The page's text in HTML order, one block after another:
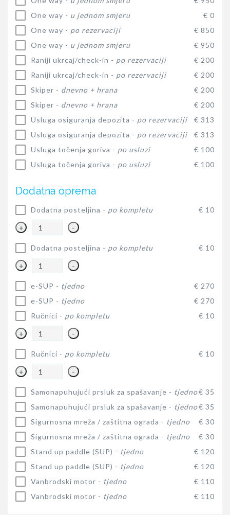
One way - u jednom smjeru
€ 0
One way - po rezervaciji
€ 850
One way - u jednom smjeru
€ 950
Raniji ukrcaj/check-in - po rezervaciji
€ 200
Raniji ukrcaj/check-in - po rezervaciji
€ 200
Skiper - dnevno + hrana
€ 200
Skiper - dnevno + hrana
€ 200
Usluga osiguranja depozita - po rezervaciji
€ 313
Usluga osiguranja depozita - po rezervaciji
€ 313
Usluga točenja goriva - po usluzi
€ 100
Usluga točenja goriva - po usluzi € 100
Dodatna oprema
Dodatna posteljina - po kompletu € 10
+ -
Dodatna posteljina - po kompletu € 10
+ -
e-SUP - tjedno
€ 270
e-SUP - tjedno
€ 270
Ručnici - po kompletu € 10
+ -
Ručnici - po kompletu € 10
+ -
Samonapuhujući prsluk za spašavanje - tjedno€ 35
Samonapuhujući prsluk za spašavanje - tjedno€ 35
Sigurnosna mreža / zaštitna ograda - tjedno
€ 30
Sigurnosna mreža / zaštitna ograda - tjedno
€ 30
Stand up paddle (SUP) - tjedno
€ 120
Stand up paddle (SUP) - tjedno
€ 120
Vanbrodski motor - tjedno
€ 110
Vanbrodski motor - tjedno € 110